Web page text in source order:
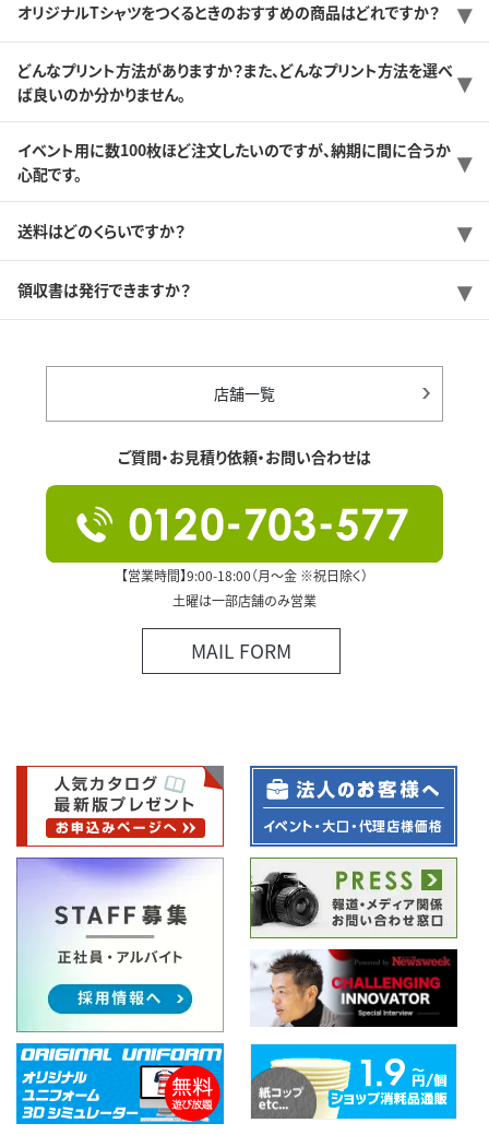
オリジナルTシャツをつくるときのおすすめの商品はどれですか？
どんなプリント方法がありますか？また、どんなプリント方法を選べ
ば良いのか分かりません。
イベント用に数100枚ほど注文したいのですが、納期に間に合うか
心配です。
送料はどのくらいですか？
領収書は発行できますか？
店舗一覧
ご質問・お見積り依頼・お問い合わせは
【営業時間】9:00-18:00（月～金 ※祝日除く）
土曜は一部店舗のみ営業
MAIL FORM